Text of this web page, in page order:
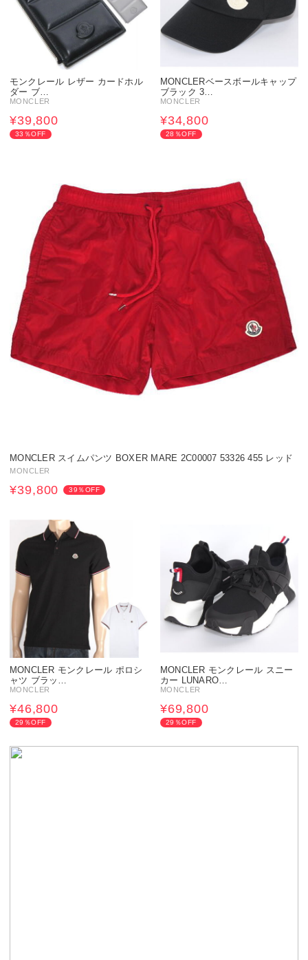
モンクレール レザー カードホル
ダー ブ…
MONCLER
¥39,800
33％OFF
MONCLERベースボールキャップ
ブラック 3…
MONCLER
¥34,800
28％OFF
MONCLER スイムパンツ BOXER MARE 2C00007 53326 455 レッド
MONCLER
¥39,800 39％OFF
MONCLER モンクレール ポロシ
ャツ ブラッ…
MONCLER
¥46,800
29％OFF
MONCLER モンクレール スニー
カー LUNARO…
MONCLER
¥69,800
29％OFF